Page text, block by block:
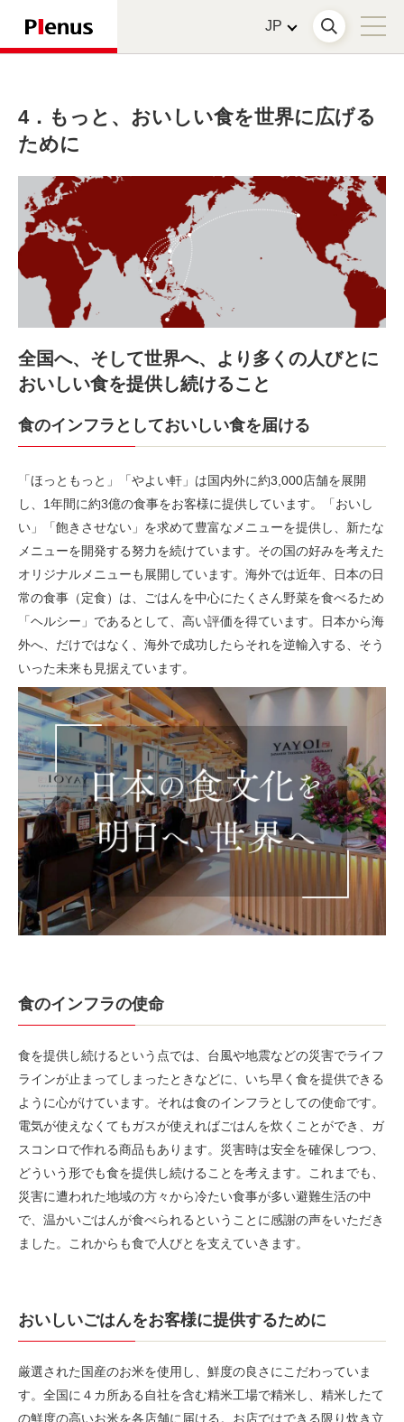
4．もっと、おいしい食を世界に広げる
ために
全国へ、そして世界へ、より多くの人びとに
おいしい食を提供し続けること
食のインフラとしておいしい食を届ける
「ほっともっと」「やよい軒」は国内外に約3,000店舗を展開
し、1年間に約3億の食事をお客様に提供しています。「おいし
い」「飽きさせない」を求めて豊富なメニューを提供し、新たな
メニューを開発する努力を続けています。その国の好みを考えた
オリジナルメニューも展開しています。海外では近年、日本の日
常の食事（定食）は、ごはんを中心にたくさん野菜を食べるため
「ヘルシー」であるとして、高い評価を得ています。日本から海
外へ、だけではなく、海外で成功したらそれを逆輸入する、そう
いった未来も見据えています。
食のインフラの使命
食を提供し続けるという点では、台風や地震などの災害でライフ
ラインが止まってしまったときなどに、いち早く食を提供できる
ように心がけています。それは食のインフラとしての使命です。
電気が使えなくてもガスが使えればごはんを炊くことができ、ガ
スコンロで作れる商品もあります。災害時は安全を確保しつつ、
どういう形でも食を提供し続けることを考えます。これまでも、
災害に遭われた地域の方々から冷たい食事が多い避難生活の中
で、温かいごはんが食べられるということに感謝の声をいただき
ました。これからも食で人びとを支えていきます。
おいしいごはんをお客様に提供するために
厳選された国産のお米を使用し、鮮度の良さにこだわっていま
す。全国に４カ所ある自社を含む精米工場で精米し、精米したて
の鮮度の高いお米を各店舗に届ける。お店ではできる限り炊き立